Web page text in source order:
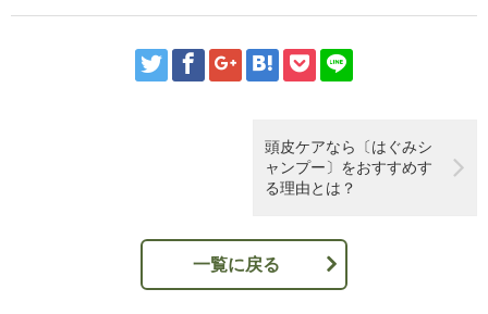
頭皮ケアなら〔はぐみシ
ャンプー〕をおすすめす
る理由とは？
一覧に戻る